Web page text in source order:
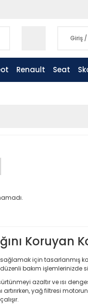
Giriş /
Renault Seat
Koruyan
için tasarlanmış
bakım işlemlerinizde
azaltır ve ısı
yağ filtresi